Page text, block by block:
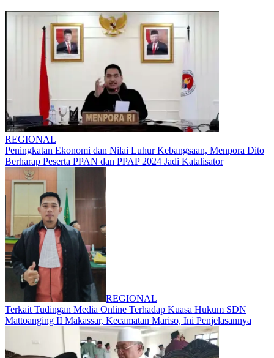
REGIONAL
Peningkatan Ekonomi dan Nilai Luhur Kebangsaan, Menpora Dito
Berharap Peserta PPAN dan PPAP 2024 Jadi Katalisator
REGIONAL
Terkait Tudingan Media Online Terhadap Kuasa Hukum SDN
Mattoanging II Makassar, Kecamatan Mariso, Ini Penjelasannya